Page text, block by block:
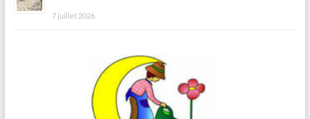
7 juillet 2026